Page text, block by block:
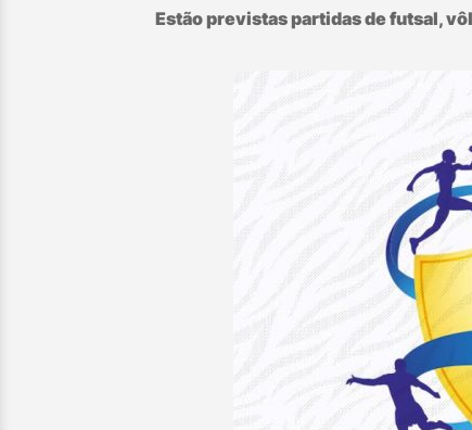
Estão previstas partidas de futsal,